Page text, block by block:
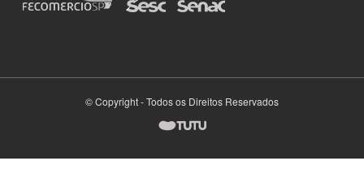
© Copyright - Todos os Direitos Reservados